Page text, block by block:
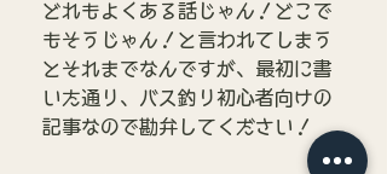
どれもよくある話じゃん！どこで
もそうじゃん！と言われてしまう
とそれまでなんですが、最初に書
いた通り、バス釣り初心者向けの
記事なので勘弁してください！